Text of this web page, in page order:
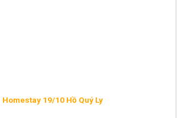
Homestay 19/10 Hồ Quý Ly